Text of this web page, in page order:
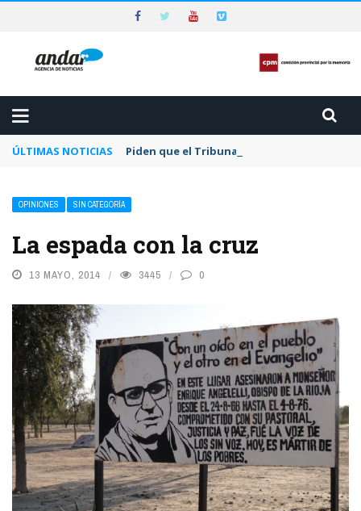
ÚLTIMAS NOTICIAS Piden que el Tribunal Federal 2 de Rosario
OPINIONES SIN CATEGORÍA
La espada con la cruz
13 MAYO, 2014 3445 0